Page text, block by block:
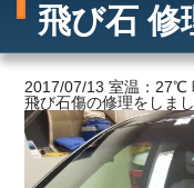
飛び石 修
2017/07/13 室温：27℃
飛び石傷の修理をしま